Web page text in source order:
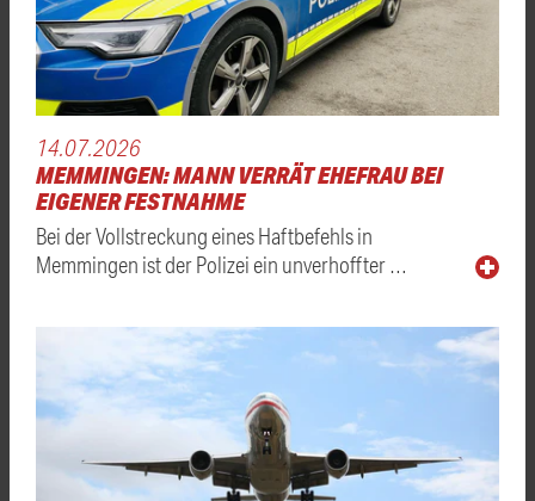
14.07.2026
MEMMINGEN: MANN VERRÄT EHEFRAU BEI
EIGENER FESTNAHME
Bei der Vollstreckung eines Haftbefehls in
Memmingen ist der Polizei ein unverhoffter …